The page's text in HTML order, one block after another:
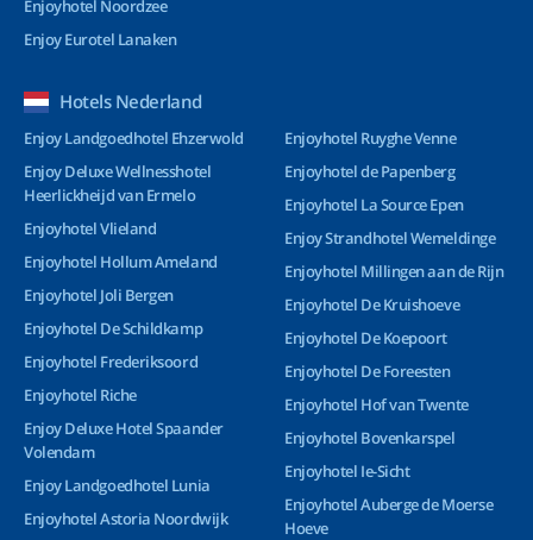
Enjoyhotel Noordzee
Enjoy Eurotel Lanaken
Hotels Nederland
Enjoy Landgoedhotel Ehzerwold
Enjoy Deluxe Wellnesshotel
Heerlickheijd van Ermelo
Enjoyhotel Vlieland
Enjoyhotel Hollum Ameland
Enjoyhotel Joli Bergen
Enjoyhotel De Schildkamp
Enjoyhotel Frederiksoord
Enjoyhotel Riche
Enjoy Deluxe Hotel Spaander
Volendam
Enjoy Landgoedhotel Lunia
Enjoyhotel Astoria Noordwijk
Enjoyhotel Ruyghe Venne
Enjoyhotel de Papenberg
Enjoyhotel La Source Epen
Enjoy Strandhotel Wemeldinge
Enjoyhotel Millingen aan de Rijn
Enjoyhotel De Kruishoeve
Enjoyhotel De Koepoort
Enjoyhotel De Foreesten
Enjoyhotel Hof van Twente
Enjoyhotel Bovenkarspel
Enjoyhotel Ie-Sicht
Enjoyhotel Auberge de Moerse
Hoeve